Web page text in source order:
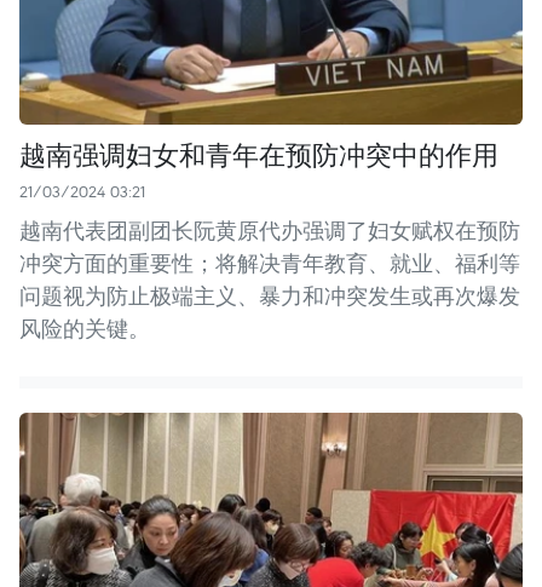
越南强调妇女和青年在预防冲突中的作用
21/03/2024 03:21
越南代表团副团长阮黄原代办强调了妇女赋权在预防
冲突方面的重要性；将解决青年教育、就业、福利等
问题视为防止极端主义、暴力和冲突发生或再次爆发
风险的关键。